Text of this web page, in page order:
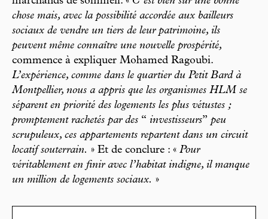
chose mais, avec la possibilité accordée aux bailleurs
sociaux de vendre un tiers de leur patrimoine, ils
peuvent même connaître une nouvelle prospérité,
commence à expliquer Mohamed Ragoubi.
L’expérience, comme dans le quartier du Petit Bard à
Montpellier, nous a appris que les organismes HLM se
séparent en priorité des logements les plus vétustes ;
promptement rachetés par des “ investisseurs” peu
scrupuleux, ces appartements repartent dans un circuit
locatif souterrain. » Et de conclure : « Pour
véritablement en finir avec l’habitat indigne, il manque
un million de logements sociaux. »